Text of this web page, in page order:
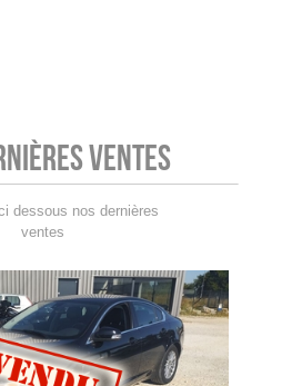
ventes
dessous nos dernières
ventes